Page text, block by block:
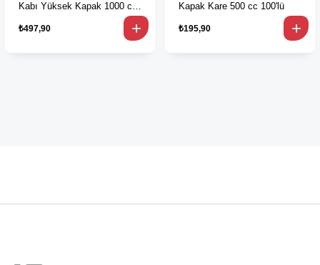
Kabı Yüksek Kapak 1000 cc
₺497,90
Kapak Kare 500 cc 100'lü
₺195,90